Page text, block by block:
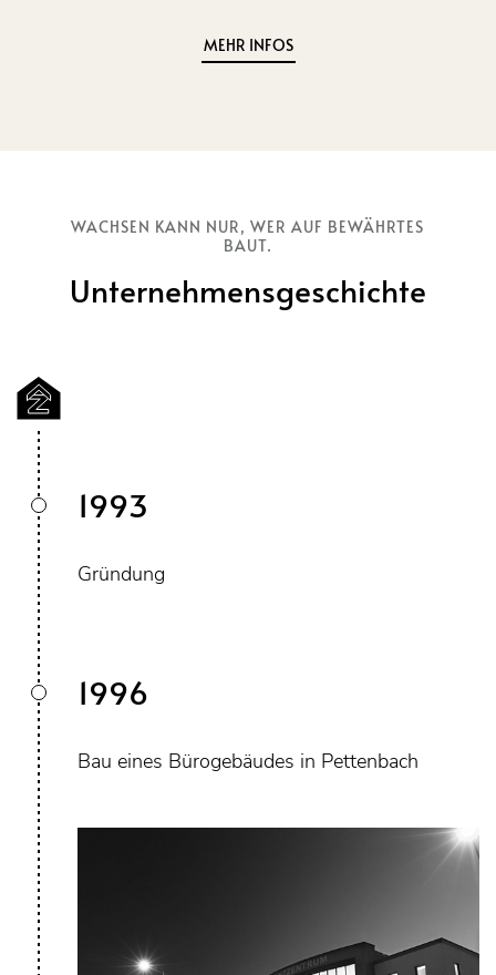
MEHR INFOS
WACHSEN KANN NUR, WER AUF BEWÄHRTES
BAUT.
Unternehmensgeschichte
1993
Gründung
1996
Bau eines Bürogebäudes in Pettenbach